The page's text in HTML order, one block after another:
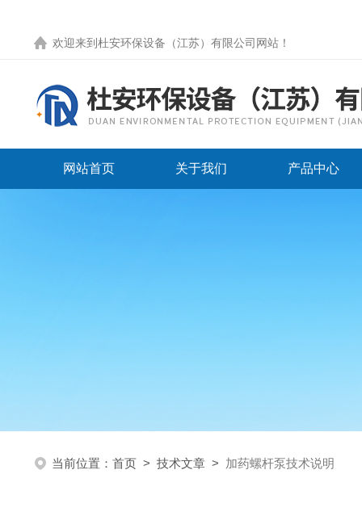
欢迎来到 杜安环保设备（江苏）有限公司网站 ！
网站首页 关于我们 产品中心
当前位置： 首页 > 技术文章 > 加药螺杆泵技术说明